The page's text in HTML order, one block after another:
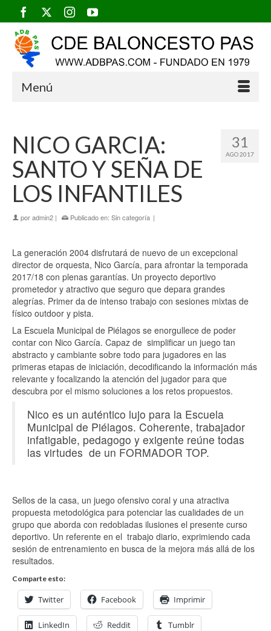
Menú
31
AGO 2017
NICO GARCIA:
SANTO Y SEÑA DE
LOS INFANTILES
poradmin2 | Publicado en: Sin categoría |
La generación 2004 disfrutará de nuevo de un excepcional
director de orquesta, Nico García, para afrontar la temporada
2017/18 con plenas garantías. Un proyecto deportivo
prometedor y atractivo que seguro que depara grandes
alegrías. Primer da de intenso trabajo con sesiones mixtas de
físico outdoor y pista.
La Escuela Municipal de Piélagos se enorgullece de poder
contar con Nico García. Capaz de simplificar un juego tan
abstracto y cambiante sobre todo para jugadores en las
primeras etapas de iniciación, decodificando la información más
relevante y focalizando la atención del jugador para que
descubra por el mismo soluciones a los retos propuestos.
Nico es un auténtico lujo para la Escuela
Municipal de Piélagos. Coherente, trabajador
infatigable, pedagogo y exigente reúne todas
las virtudes de un FORMADOR TOP.
Sellos de la casa, un juego ofensivo coral y una atractiva
propuesta metodológica para potenciar las cualidades de un
grupo que aborda con redobladas ilusiones el presente curso
deportivo. Un referente en el trabajo diario, exprimiendo cada
sesión de entrenamiento en busca de la mejora más allá de los
resultados.
Comparte esto:
Twitter Facebook Imprimir
LinkedIn Reddit Tumblr